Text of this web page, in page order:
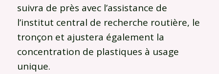
suivra de près avec l’assistance de
l’institut central de recherche routière, le
tronçon et ajustera également la
concentration de plastiques à usage
unique.